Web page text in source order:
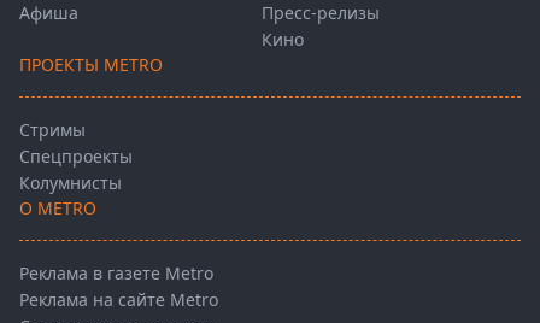
Афиша
Пресс-релизы
Кино
ПРОЕКТЫ METRO
Стримы
Спецпроекты
Колумнисты
О METRO
Реклама в газете Metro
Реклама на сайте Metro